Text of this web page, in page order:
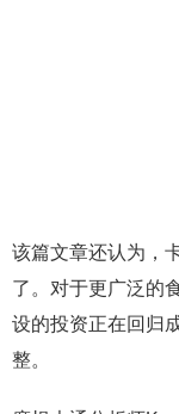
该篇文章还认为，
了。对于更广泛的
设的投资正在回归
整。